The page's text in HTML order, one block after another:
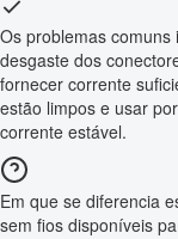
Os problemas
desgaste dos
fornecer corrente
estão limpos e usar
corrente estável.
Em que se diferencia
sem fios disponíveis